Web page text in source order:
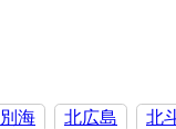
別海 北広島 北